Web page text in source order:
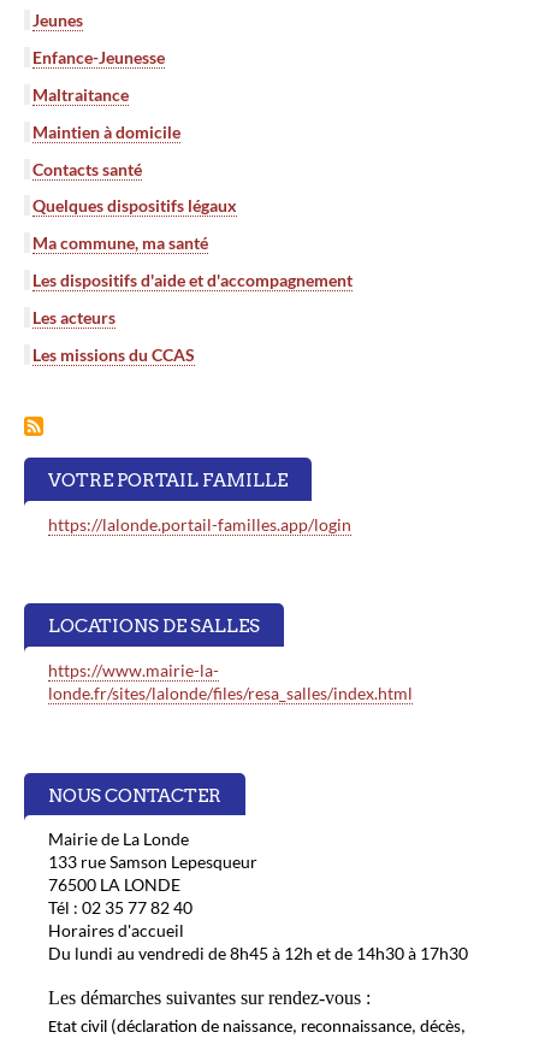
Jeunes
Enfance-Jeunesse
Maltraitance
Maintien à domicile
Contacts santé
Quelques dispositifs légaux
Ma commune, ma santé
Les dispositifs d'aide et d'accompagnement
Les acteurs
Les missions du CCAS
VOTRE PORTAIL FAMILLE
https://lalonde.portail-familles.app/login
LOCATIONS DE SALLES
https://www.mairie-la-
londe.fr/sites/lalonde/files/resa_salles/index.html
NOUS CONTACTER
Mairie de La Londe
133 rue Samson Lepesqueur
76500 LA LONDE
Tél : 02 35 77 82 40
Horaires d'accueil
Du lundi au vendredi de 8h45 à 12h et de 14h30 à 17h30
Les démarches suivantes sur rendez-vous :
Etat civil (déclaration de naissance, reconnaissance, décès,